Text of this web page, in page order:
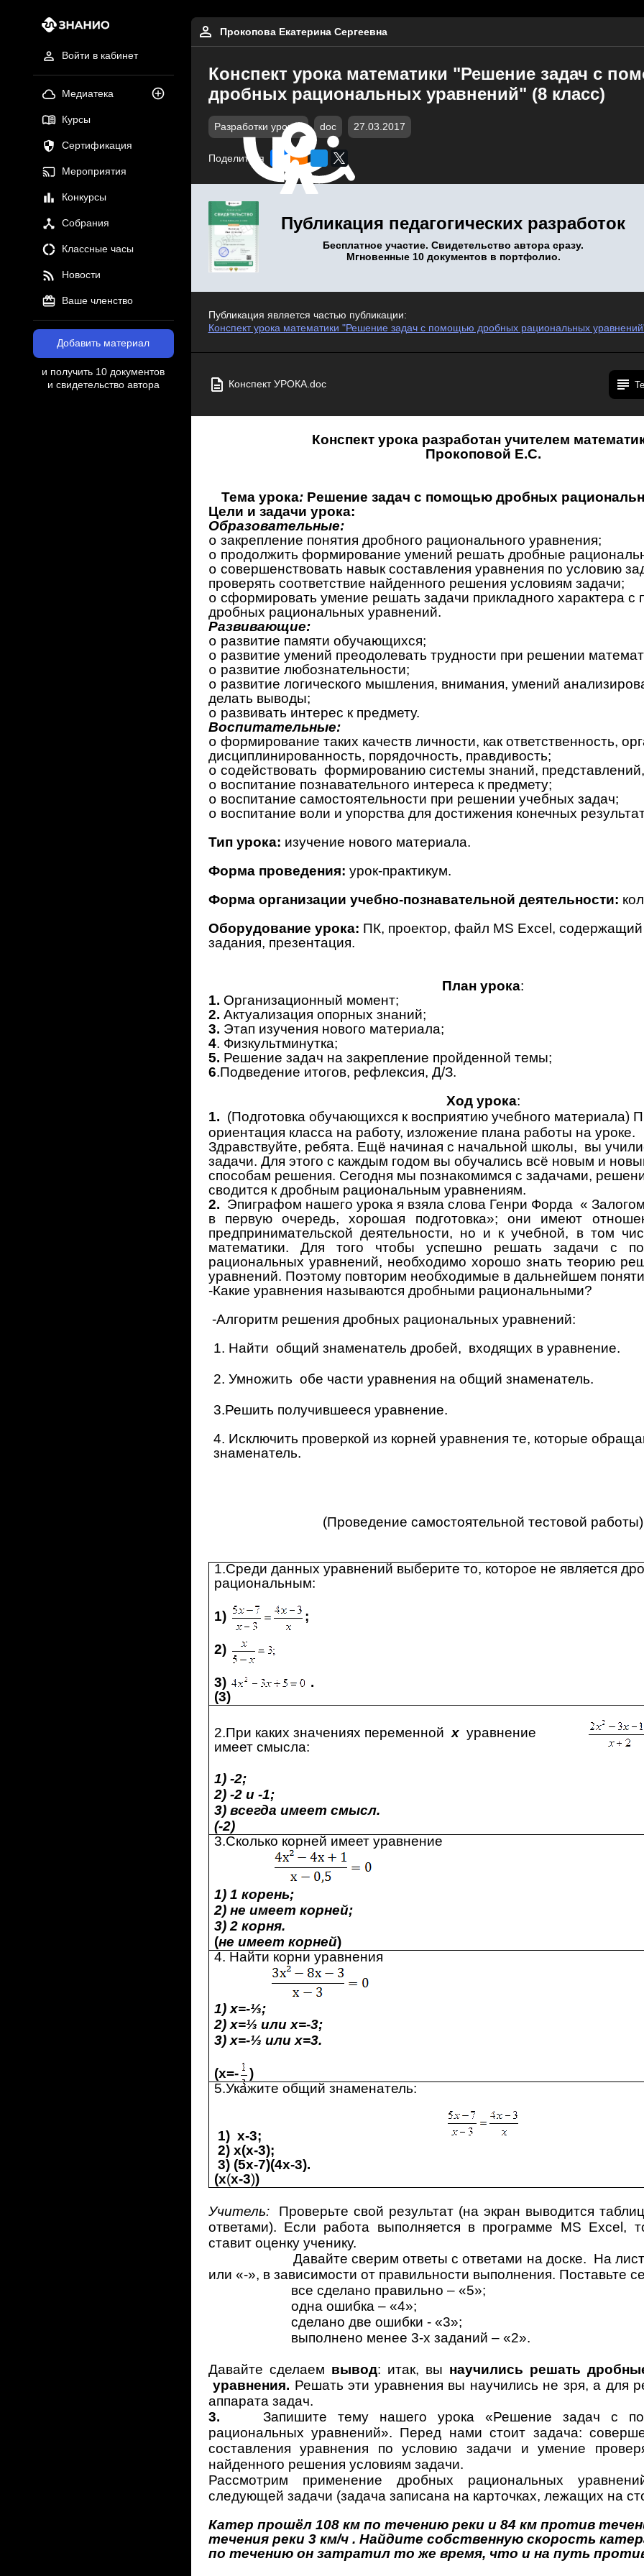
Войти в кабинет
Медиатека
Курсы
Сертификация
Мероприятия
Конкурсы
Собрания
Классные часы
Новости
Ваше членство
Добавить материал
и получить 10 документов
и свидетельство автора
Прокопова Екатерина Сергеевна
Конспект урока математики "Решение задач с
дробных рациональных уравнений" (8 класс)
Разработки уроков doc 27.03.2017
Поделиться
Публикация педагогических разработок
Бесплатное участие. Свидетельство автора сразу.
Мгновенные 10 документов в портфолио.
Публикация является частью публикации:
Конспект урока математики "Решение задач с помощью дробных рациональных
Конспект УРОКА.doc
Конспект урока разработан учителем
Прокоповой Е.С.
Тема урока: Решение задач с помощью дробных
Цели и задачи урока:
Образовательные:
o закрепление понятия дробного рационального уравнения;
o продолжить формирование умений решать дробные
o совершенствовать навык составления уравнения по условию
проверять соответствие найденного решения условиям задачи;
o сформировать умение решать задачи прикладного характера
дробных рациональных уравнений.
Развивающие:
o развитие памяти обучающихся;
o развитие умений преодолевать трудности при решении
o развитие любознательности;
o развитие логического мышления, внимания, умений
делать выводы;
o развивать интерес к предмету.
Воспитательные:
o формирование таких качеств личности, как ответственность,
дисциплинированность, порядочность, правдивость;
o содействовать формированию системы знаний,
o воспитание познавательного интереса к предмету;
o воспитание самостоятельности при решении учебных задач;
o воспитание воли и упорства для достижения конечных
Тип урока: изучение нового материала.
Форма проведения: урок-практикум.
Форма организации учебно-познавательной деятельности:
Оборудование урока: ПК, проектор, файл MS Excel , содержащий
задания, презентация.
План урока:
1. Организационный момент;
2. Актуализация опорных знаний;
3. Этап изучения нового материала;
4. Физкультминутка;
5. Решение задач на закрепление пройденной темы;
6.Подведение итогов, рефлексия, Д/З.
Ход урока:
1. (Подготовка обучающихся к восприятию учебного материала)
ориентация класса на работу, изложение плана работы на уроке.
Здравствуйте, ребята. Ещё начиная с начальной школы, вы
задачи. Для этого с каждым годом вы обучались всё новым и
способам решения. Сегодня мы познакомимся с задачами,
сводится к дробным рациональным уравнениям.
2. Эпиграфом нашего урока я взяла слова Генри Форда «
в первую очередь, хорошая подготовка»; они имеют
предпринимательской деятельности, но и к учебной, в том
математики. Для того чтобы успешно решать задачи с
рациональных уравнений, необходимо хорошо знать теорию
уравнений. Поэтому повторим необходимые в дальнейшем
-Какие уравнения называются дробными рациональными?
-Алгоритм решения дробных рациональных уравнений:
1. Найти общий знаменатель дробей, входящих в уравнение.
2. Умножить обе части уравнения на общий знаменатель.
3.Решить получившееся уравнение.
4. Исключить проверкой из корней уравнения те, которые
знаменатель.
(Проведение самостоятельной тестовой работы)
1.Среди данных уравнений выберите то, которое не является
рациональным:
1) ;
2)
3)
.
(3)
2.При каких значениях переменной хуравнение
имеет смысла:
1) -2;
2) -2 и -1;
3) всегда имеет смысл.
(-2)
3.Сколько корней имеет уравнение
1) 1 корень;
2) не имеет корней;
3) 2 корня.
(не имеет корней)
4. Найти корни уравнения
1) х=-⅓;
2) х=⅓ или х=-3;
3) х=-⅓ или х=3.
(x=-
)
5.Укажите общий знаменатель:
1) х-3;
2) х(х-3);
3) (5х-7)(4х-3).
(х(х-3))
Учитель:
Проверьте свой результат (на экран выводится
ответами). Если работа выполняется в программе MS Excel ,
ставит оценку ученику.
Давайте сверим ответы с ответами на доске. На
или «-», в зависимости от правильности выполнения. Поставьте
все сделано правильно – «5»;
одна ошибка – «4»;
сделано две ошибки - «3»;
выполнено менее 3-х заданий – «2».
Давайте сделаем вывод: итак, вы научились решать
уравнения. Решать эти уравнения вы научились не зря, а для
аппарата задач.
3.
Запишите тему нашего урока «Решение задач с
рациональных уравнений». Перед нами стоит задача:
составления уравнения по условию задачи и умение
найденного решения условиям задачи.
Рассмотрим применение дробных рациональных
следующей задачи (задача записана на карточках, лежащих на
Катер прошёл 108 км по течению реки и 84 км против
течения реки 3 км/ч . Найдите собственную скорость
по течению он затратил то же время, что и на путь